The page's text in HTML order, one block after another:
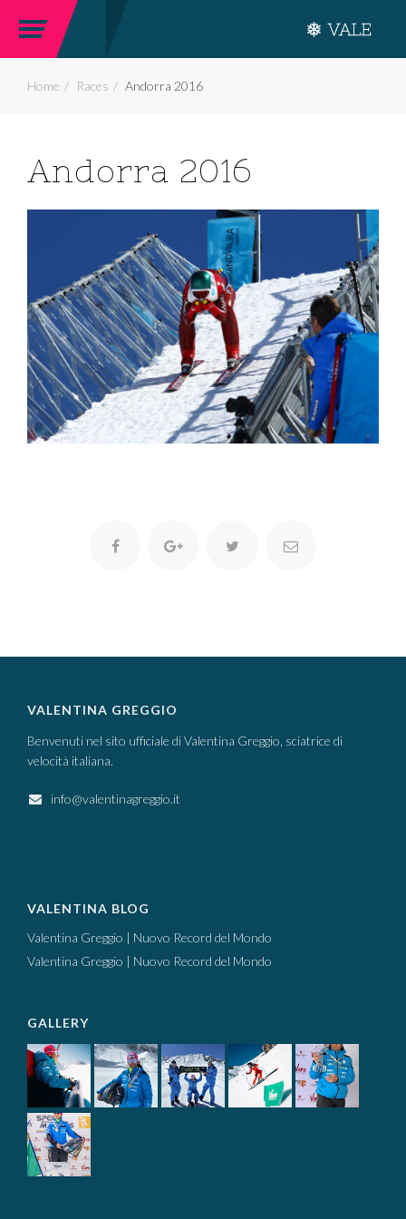
Home Races Andorra 2016
Andorra 2016
VALENTINA GREGGIO
Benvenuti nel sito ufficiale di Valentina Greggio, sciatrice di
velocità italiana.
info@valentinagreggio.it
VALENTINA BLOG
Valentina Greggio | Nuovo Record del Mondo
Valentina Greggio | Nuovo Record del Mondo
GALLERY